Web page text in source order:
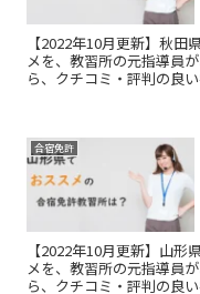
【2022年10月更新】秋
メを、教習所の元指導員
ら、クチコミ・評判の良
ル・友人とのシチュエー
合宿免許
【2022年10月更新】山
メを、教習所の元指導員
ら、クチコミ・評判の良